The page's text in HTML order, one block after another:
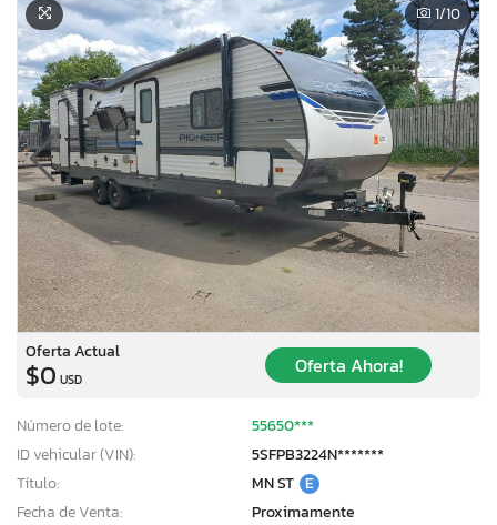
1/10
Oferta Actual
$0 USD
Oferta Ahora!
Número de lote:
55650***
ID vehicular (VIN):
5SFPB3224N*******
Título:
MN ST E
Fecha de Venta:
Proximamente